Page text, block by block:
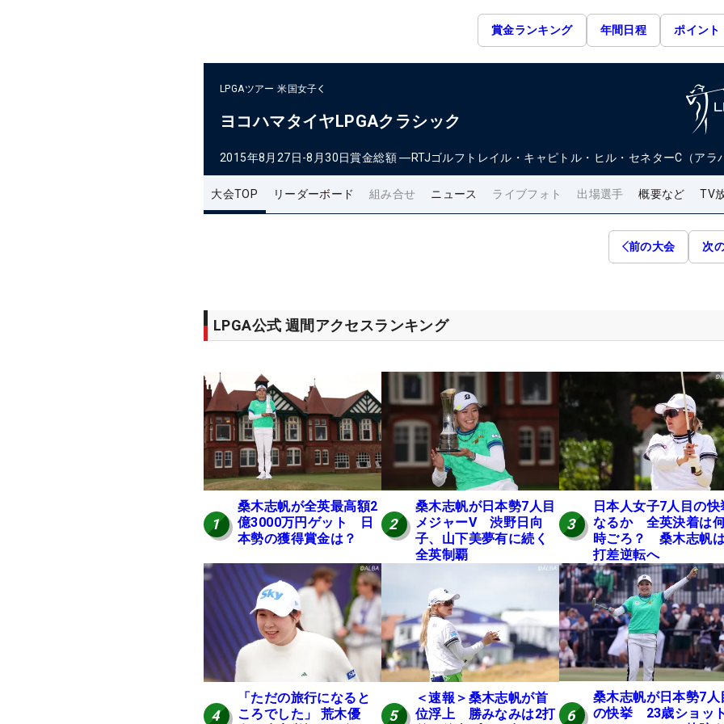
賞金ランキング 年間日程 ポイント
LPGAツアー 米国女子
ヨコハマタイヤLPGAクラシック
2015年8月27日-8月30日賞金総額 ―RTJゴルフトレイル・キャピトル・ヒル・セネターC（アラ
大会TOP リーダーボード 組み合せ ニュース ライブフォト 出場選手 概要など TV
前の大会 次
LPGA公式 週間アクセスランキング
1
桑木志帆が全英最高額2
億3000万円ゲット 日
本勢の獲得賞金は？
2
桑木志帆が日本勢7人目
メジャーV 渋野日向
子、山下美夢有に続く
全英制覇
3
日本人女子7人目の快
なるか 全英決着は
時ごろ？ 桑木志帆
打差逆転へ
4
「ただの旅行になると
ころでした」 荒木優
5
＜速報＞桑木志帆が首
位浮上 勝みなみは2打
6
桑木志帆が日本勢7人
の快挙 23歳ショッ